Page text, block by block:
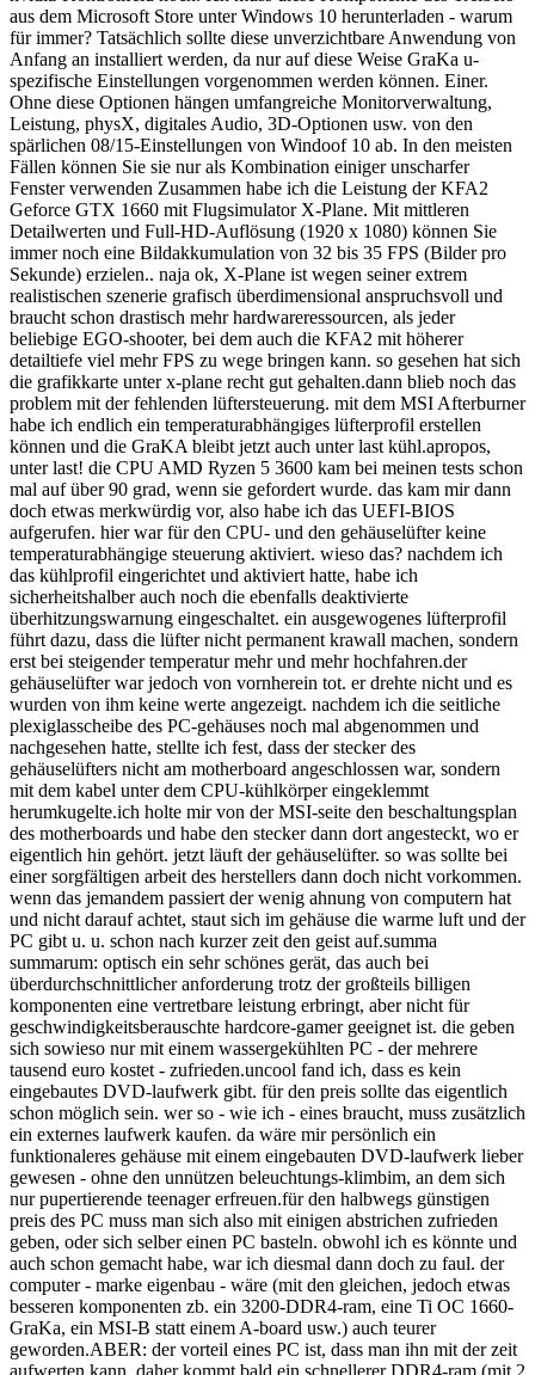
aus dem Microsoft Store unter Windows 10 herunterladen - warum
für immer? Tatsächlich sollte diese unverzichtbare Anwendung von
Anfang an installiert werden, da nur auf diese Weise GraKa u-
spezifische Einstellungen vorgenommen werden können. Einer.
Ohne diese Optionen hängen umfangreiche Monitorverwaltung,
Leistung, physX, digitales Audio, 3D-Optionen usw. von den
spärlichen 08/15-Einstellungen von Windoof 10 ab. In den meisten
Fällen können Sie sie nur als Kombination einiger unscharfer
Fenster verwenden Zusammen habe ich die Leistung der KFA2
Geforce GTX 1660 mit Flugsimulator X-Plane. Mit mittleren
Detailwerten und Full-HD-Auflösung (1920 x 1080) können Sie
immer noch eine Bildakkumulation von 32 bis 35 FPS (Bilder pro
Sekunde) erzielen.. naja ok, X-Plane ist wegen seiner extrem
realistischen szenerie grafisch überdimensional anspruchsvoll und
braucht schon drastisch mehr hardwareressourcen, als jeder
beliebige EGO-shooter, bei dem auch die KFA2 mit höherer
detailtiefe viel mehr FPS zu wege bringen kann. so gesehen hat sich
die grafikkarte unter x-plane recht gut gehalten.dann blieb noch das
problem mit der fehlenden lüftersteuerung. mit dem MSI Afterburner
habe ich endlich ein temperaturabhängiges lüfterprofil erstellen
können und die GraKA bleibt jetzt auch unter last kühl.apropos,
unter last! die CPU AMD Ryzen 5 3600 kam bei meinen tests schon
mal auf über 90 grad, wenn sie gefordert wurde. das kam mir dann
doch etwas merkwürdig vor, also habe ich das UEFI-BIOS
aufgerufen. hier war für den CPU- und den gehäuselüfter keine
temperaturabhängige steuerung aktiviert. wieso das? nachdem ich
das kühlprofil eingerichtet und aktiviert hatte, habe ich
sicherheitshalber auch noch die ebenfalls deaktivierte
überhitzungswarnung eingeschaltet. ein ausgewogenes lüfterprofil
führt dazu, dass die lüfter nicht permanent krawall machen, sondern
erst bei steigender temperatur mehr und mehr hochfahren.der
gehäuselüfter war jedoch von vornherein tot. er drehte nicht und es
wurden von ihm keine werte angezeigt. nachdem ich die seitliche
plexiglasscheibe des PC-gehäuses noch mal abgenommen und
nachgesehen hatte, stellte ich fest, dass der stecker des
gehäuselüfters nicht am motherboard angeschlossen war, sondern
mit dem kabel unter dem CPU-kühlkörper eingeklemmt
herumkugelte.ich holte mir von der MSI-seite den beschaltungsplan
des motherboards und habe den stecker dann dort angesteckt, wo er
eigentlich hin gehört. jetzt läuft der gehäuselüfter. so was sollte bei
einer sorgfältigen arbeit des herstellers dann doch nicht vorkommen.
wenn das jemandem passiert der wenig ahnung von computern hat
und nicht darauf achtet, staut sich im gehäuse die warme luft und der
PC gibt u. u. schon nach kurzer zeit den geist auf.summa
summarum: optisch ein sehr schönes gerät, das auch bei
überdurchschnittlicher anforderung trotz der großteils billigen
komponenten eine vertretbare leistung erbringt, aber nicht für
geschwindigkeitsberauschte hardcore-gamer geeignet ist. die geben
sich sowieso nur mit einem wassergekühlten PC - der mehrere
tausend euro kostet - zufrieden.uncool fand ich, dass es kein
eingebautes DVD-laufwerk gibt. für den preis sollte das eigentlich
schon möglich sein. wer so - wie ich - eines braucht, muss zusätzlich
ein externes laufwerk kaufen. da wäre mir persönlich ein
funktionaleres gehäuse mit einem eingebauten DVD-laufwerk lieber
gewesen - ohne den unnützen beleuchtungs-klimbim, an dem sich
nur pupertierende teenager erfreuen.für den halbwegs günstigen
preis des PC muss man sich also mit einigen abstrichen zufrieden
geben, oder sich selber einen PC basteln. obwohl ich es könnte und
auch schon gemacht habe, war ich diesmal dann doch zu faul. der
computer - marke eigenbau - wäre (mit den gleichen, jedoch etwas
besseren komponenten zb. ein 3200-DDR4-ram, eine Ti OC 1660-
GraKa, ein MSI-B statt einem A-board usw.) auch teurer
geworden.ABER: der vorteil eines PC ist, dass man ihn mit der zeit
aufwerten kann. daher kommt bald ein schnellerer DDR4-ram (mit 2